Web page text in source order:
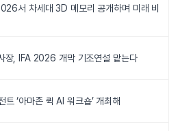
서 차세대 3D 메모리 공개하며 미래 비
장, IFA 2026 개막 기조연설 맡는다
트 ‘아마존 퀵 AI 워크숍’ 개최해